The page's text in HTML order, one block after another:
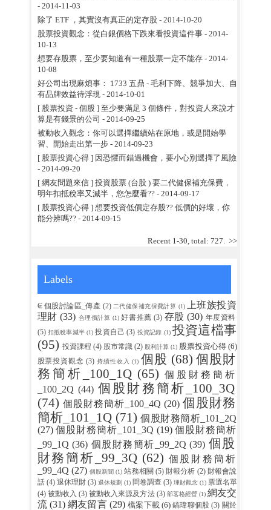
- 2014-11-03
除了 ETF ，其實沒有真正的定存股- 2014-10-20
股票投資觀念：從白銀價格下跌來看投資這件事- 2014-
10-13
想要存股票，至少要知道有一種股票一定不能存 - 2014-
10-08
好公司出現麻煩事： 1733 五鼎 - 毛利下降、競爭加大、自
有品牌效益待浮現 - 2014-10-01
[ 股票投資 - 個股 ] 至少要滿足 3 個條件，對投資人來說才
算是有錢景的公司 - 2014-09-25
被動收入觀念：你可以選擇繼續站在原地，或是開始學
習、開始走出第一步 - 2014-09-23
[ 股票投資心得 ] 因恐懼而錯過機會，要小心別選擇了風險
- 2014-09-20
[ 網友問題來信 ] 投資股票 (台股 ) 要二代健保補充保費，
明年扣抵稅率又減半，您怎麼看??- 2014-09-17
[ 股票投資心得 ] 想要投資低價定存股?? 低價的好壞，你
能分辨嗎??- 2014-09-15
Recent 1-30, total: 727. >>
Labels
₢ 個股討論區_傳產 (2) 二代健保補充保費計算 (1)
上班族投資
理財 (33) 合理價計算 (1) 好書推薦 (3) 存股 (30) 年度資料
(5) 扣抵稅率減半 (1) 投資自己 (3) 投資記錄 (1) 投資這檔事
(95) 投資課程 (4) 股市常識 (2) 股利計算 (1) 股票投資心得 (6)
股票投資觀念 (3) 持續性收入 (1) 個股 (68) 個股財
務簡析_100_1Q (65) 個股財務簡析
_100_2Q (44) 個股財務簡析_100_3Q
(74) 個股財務簡析_100_4Q (20) 個股財務
簡析_101_1Q (71) 個股財務簡析_101_2Q
(27) 個股財務簡析_101_3Q (19) 個股財務簡析
_99_1Q (36) 個股財務簡析_99_2Q (39) 個股
財務簡析_99_3Q (62) 個股財務簡析
_99_4Q (27) 個股新聞 (1) 站務相關 (5) 財報分析 (2) 財報會說
話 (4) 退休理財 (3) 退休規劃 (1) 問卷調查 (3) 理財觀念 (1) 票選名單
(4) 被動收入 (3) 被動收入來源及方法 (3) 部茖格經營 (1) 網友交
流 (31) 網友留言 (29) 檔案下載 (6) 鎬瑋聊個股 (3) 關於